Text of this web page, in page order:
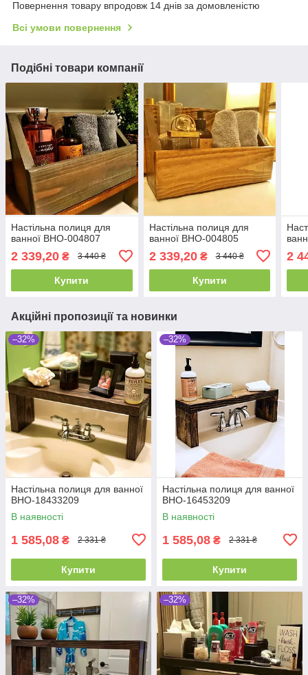
Повернення товару впродовж 14 днів за домовленістю
Всі умови повернення
Подібні товари компанії
Настільна полиця для
ванної ВНО-004807
2 339,20 ₴ 3 440 ₴
Купити
Настільна полиця для
ванної ВНО-004805
2 339,20₴ 3 440 ₴
Купити
2
Акційні пропозиції та новинки
–32%
Настільна полиця для ванної
ВНО-18433209
В наявності
1 585,08 ₴ 2 331 ₴
Купити
–32%
Настільна полиця для ванної
ВНО-16453209
В наявності
1 585,08 ₴ 2 331 ₴
Купити
–32% –32%